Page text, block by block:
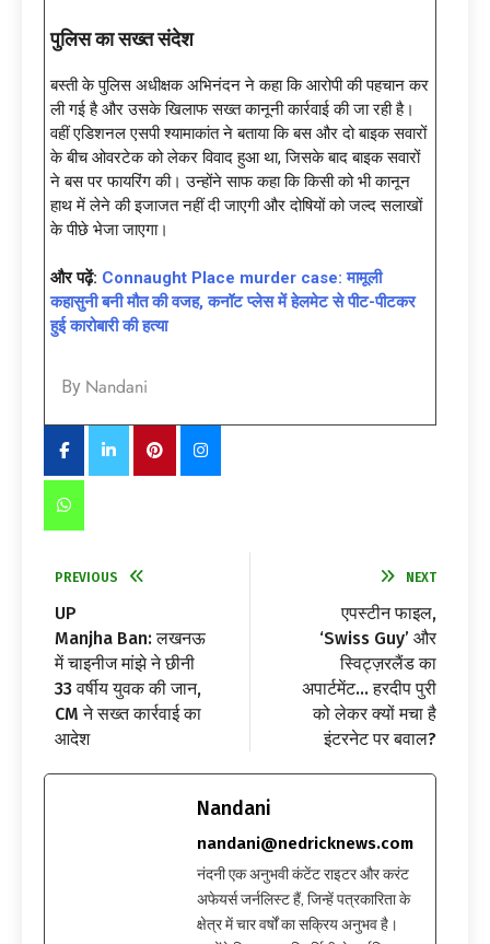
पुलिस का सख्त संदेश
बस्ती के पुलिस अधीक्षक अभिनंदन ने कहा कि आरोपी की पहचान कर
ली गई है और उसके खिलाफ सख्त कानूनी कार्रवाई की जा रही है।
वहीं एडिशनल एसपी श्यामाकांत ने बताया कि बस और दो बाइक सवारों
के बीच ओवरटेक को लेकर विवाद हुआ था, जिसके बाद बाइक सवारों
ने बस पर फायरिंग की। उन्होंने साफ कहा कि किसी को भी कानून
हाथ में लेने की इजाजत नहीं दी जाएगी और दोषियों को जल्द सलाखों
के पीछे भेजा जाएगा।
और पढ़ें: Connaught Place murder case: मामूली
कहासुनी बनी मौत की वजह, कनॉट प्लेस में हेलमेट से पीट-पीटकर
हुई कारोबारी की हत्या
By Nandani
PREVIOUS
UP
Manjha Ban: लखनऊ
में चाइनीज मांझे ने छीनी
33 वर्षीय युवक की जान,
CM ने सख्त कार्रवाई का
आदेश
NEXT
एपस्टीन फाइल,
‘Swiss Guy’ और
स्विट्ज़रलैंड का
अपार्टमेंट… हरदीप पुरी
को लेकर क्यों मचा है
इंटरनेट पर बवाल?
Nandani
nandani@nedricknews.com
नंदनी एक अनुभवी कंटेंट राइटर और करंट
अफेयर्स जर्नलिस्ट हैं, जिन्हें पत्रकारिता के
क्षेत्र में चार वर्षों का सक्रिय अनुभव है।